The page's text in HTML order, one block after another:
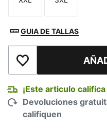
Talla Talla
GUIA DE TALLAS
Añadir a la lista de
¡Este articulo
Devoluciones
califiquen